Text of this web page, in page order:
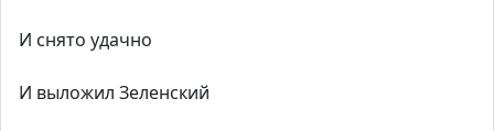
И снято удачно
И выложил Зеленский